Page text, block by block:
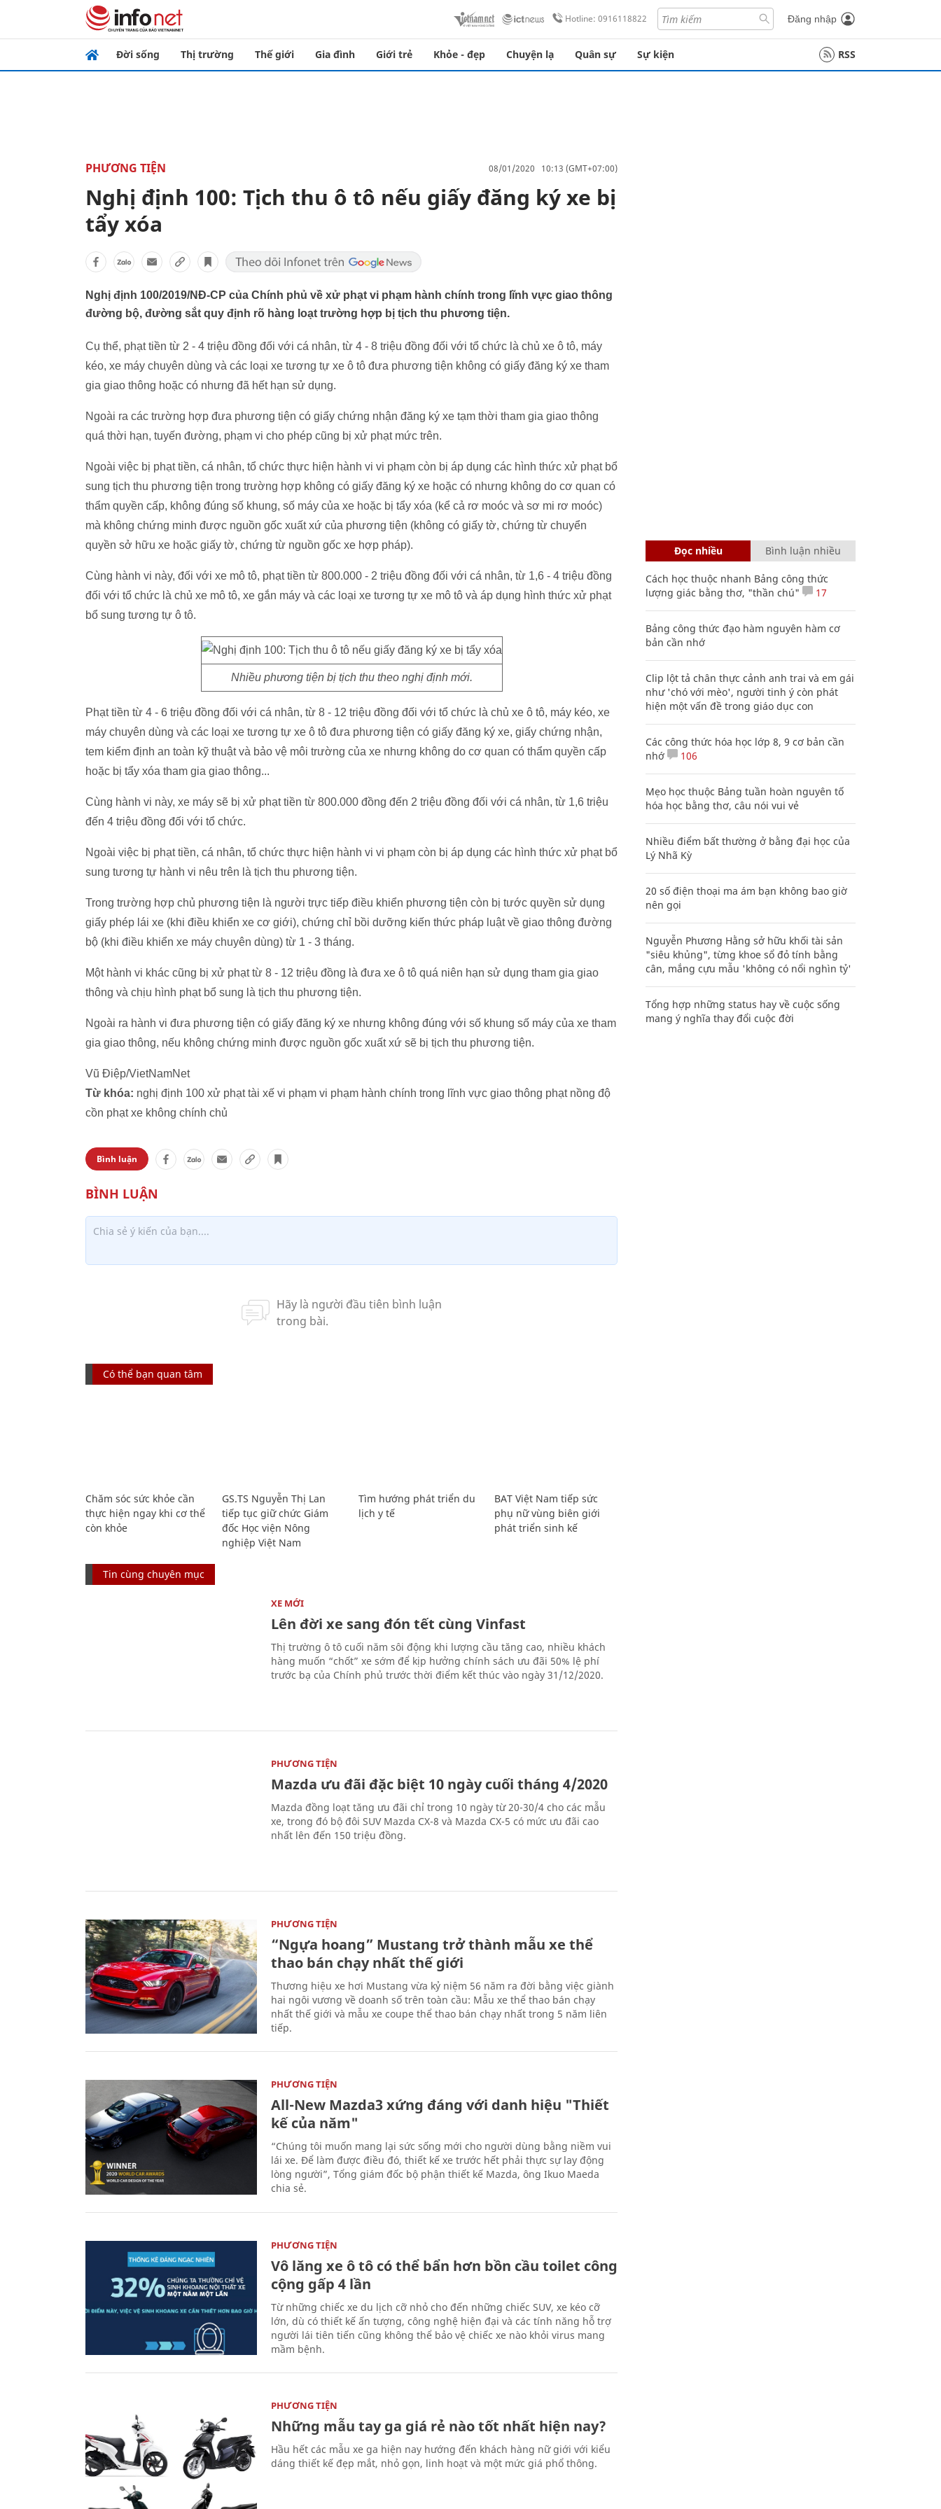
Hotline: 0916118822 Đăng nhập
Đời sống Thị trường Thế giới Gia đình Giới trẻ Khỏe - đẹp Chuyện lạ Quân sự Sự kiện RSS
PHƯƠNG TIỆN 08/01/2020 10:13 (GMT+07:00)
Nghị định 100: Tịch thu ô tô nếu giấy đăng ký xe bị
tẩy xóa
Nghị định 100/2019/NĐ-CP của Chính phủ về xử phạt vi phạm hành chính trong lĩnh vực giao thông
đường bộ, đường sắt quy định rõ hàng loạt trường hợp bị tịch thu phương tiện.
Cụ thể, phạt tiền từ 2 - 4 triệu đồng đối với cá nhân, từ 4 - 8 triệu đồng đối với tổ chức là chủ xe ô tô, máy
kéo, xe máy chuyên dùng và các loại xe tương tự xe ô tô đưa phương tiện không có giấy đăng ký xe tham
gia giao thông hoặc có nhưng đã hết hạn sử dụng.
Ngoài ra các trường hợp đưa phương tiện có giấy chứng nhận đăng ký xe tạm thời tham gia giao thông
quá thời hạn, tuyến đường, phạm vi cho phép cũng bị xử phạt mức trên.
Ngoài việc bị phạt tiền, cá nhân, tổ chức thực hiện hành vi vi phạm còn bị áp dụng các hình thức xử phạt bổ
sung tịch thu phương tiện trong trường hợp không có giấy đăng ký xe hoặc có nhưng không do cơ quan có
thẩm quyền cấp, không đúng số khung, số máy của xe hoặc bị tẩy xóa (kể cả rơ moóc và sơ mi rơ moóc)
mà không chứng minh được nguồn gốc xuất xứ của phương tiện (không có giấy tờ, chứng từ chuyển
quyền sở hữu xe hoặc giấy tờ, chứng từ nguồn gốc xe hợp pháp).
Cùng hành vi này, đối với xe mô tô, phạt tiền từ 800.000 - 2 triệu đồng đối với cá nhân, từ 1,6 - 4 triệu đồng
đối với tổ chức là chủ xe mô tô, xe gắn máy và các loại xe tương tự xe mô tô và áp dụng hình thức xử phạt
bổ sung tương tự ô tô.
Nhiều phương tiện bị tịch thu theo nghị định mới.
Phạt tiền từ 4 - 6 triệu đồng đối với cá nhân, từ 8 - 12 triệu đồng đối với tổ chức là chủ xe ô tô, máy kéo, xe
máy chuyên dùng và các loại xe tương tự xe ô tô đưa phương tiện có giấy đăng ký xe, giấy chứng nhận,
tem kiểm định an toàn kỹ thuật và bảo vệ môi trường của xe nhưng không do cơ quan có thẩm quyền cấp
hoặc bị tẩy xóa tham gia giao thông...
Cùng hành vi này, xe máy sẽ bị xử phạt tiền từ 800.000 đồng đến 2 triệu đồng đối với cá nhân, từ 1,6 triệu
đến 4 triệu đồng đối với tổ chức.
Ngoài việc bị phạt tiền, cá nhân, tổ chức thực hiện hành vi vi phạm còn bị áp dụng các hình thức xử phạt bổ
sung tương tự hành vi nêu trên là tịch thu phương tiện.
Trong trường hợp chủ phương tiện là người trực tiếp điều khiển phương tiện còn bị tước quyền sử dụng
giấy phép lái xe (khi điều khiển xe cơ giới), chứng chỉ bồi dưỡng kiến thức pháp luật về giao thông đường
bộ (khi điều khiển xe máy chuyên dùng) từ 1 - 3 tháng.
Một hành vi khác cũng bị xử phạt từ 8 - 12 triệu đồng là đưa xe ô tô quá niên hạn sử dụng tham gia giao
thông và chịu hình phạt bổ sung là tịch thu phương tiện.
Ngoài ra hành vi đưa phương tiện có giấy đăng ký xe nhưng không đúng với số khung số máy của xe tham
gia giao thông, nếu không chứng minh được nguồn gốc xuất xứ sẽ bị tịch thu phương tiện.
Vũ Điệp/VietNamNet
Từ khóa: nghị định 100 xử phạt tài xế vi phạm vi phạm hành chính trong lĩnh vực giao thông phạt nồng độ
cồn phạt xe không chính chủ
Bình luận
Có thể bạn quan tâm
Chăm sóc sức khỏe cần
thực hiện ngay khi cơ thể
còn khỏe
GS.TS Nguyễn Thị Lan
tiếp tục giữ chức Giám
đốc Học viện Nông
nghiệp Việt Nam
Tìm hướng phát triển du
lịch y tế
BAT Việt Nam tiếp sức
phụ nữ vùng biên giới
phát triển sinh kế
Tin cùng chuyên mục
XE MỚI
Lên đời xe sang đón tết cùng Vinfast
Thị trường ô tô cuối năm sôi động khi lượng cầu tăng cao, nhiều khách
hàng muốn “chốt” xe sớm để kịp hưởng chính sách ưu đãi 50% lệ phí
trước bạ của Chính phủ trước thời điểm kết thúc vào ngày 31/12/2020.
PHƯƠNG TIỆN
Mazda ưu đãi đặc biệt 10 ngày cuối tháng 4/2020
Mazda đồng loạt tăng ưu đãi chỉ trong 10 ngày từ 20-30/4 cho các mẫu
xe, trong đó bộ đôi SUV Mazda CX-8 và Mazda CX-5 có mức ưu đãi cao
nhất lên đến 150 triệu đồng.
PHƯƠNG TIỆN
“Ngựa hoang” Mustang trở thành mẫu xe thể
thao bán chạy nhất thế giới
Thương hiệu xe hơi Mustang vừa kỷ niệm 56 năm ra đời bằng việc giành
hai ngôi vương về doanh số trên toàn cầu: Mẫu xe thể thao bán chạy
nhất thế giới và mẫu xe coupe thể thao bán chạy nhất trong 5 năm liên
tiếp.
PHƯƠNG TIỆN
All-New Mazda3 xứng đáng với danh hiệu "Thiết
kế của năm"
“Chúng tôi muốn mang lại sức sống mới cho người dùng bằng niềm vui
lái xe. Để làm được điều đó, thiết kế xe trước hết phải thực sự lay động
lòng người”, Tổng giám đốc bộ phận thiết kế Mazda, ông Ikuo Maeda
chia sẻ.
PHƯƠNG TIỆN
Vô lăng xe ô tô có thể bẩn hơn bồn cầu toilet công
cộng gấp 4 lần
Từ những chiếc xe du lịch cỡ nhỏ cho đến những chiếc SUV, xe kéo cỡ
lớn, dù có thiết kế ấn tượng, công nghệ hiện đại và các tính năng hỗ trợ
người lái tiên tiến cũng không thể bảo vệ chiếc xe nào khỏi virus mang
mầm bệnh.
PHƯƠNG TIỆN
Những mẫu tay ga giá rẻ nào tốt nhất hiện nay?
Hầu hết các mẫu xe ga hiện nay hướng đến khách hàng nữ giới với kiểu
dáng thiết kế đẹp mắt, nhỏ gọn, linh hoạt và một mức giá phổ thông.
Đọc nhiều Bình luận nhiều
Cách học thuộc nhanh Bảng công thức
lượng giác bằng thơ, "thần chú"
17
Bảng công thức đạo hàm nguyên hàm cơ
bản cần nhớ
Clip lột tả chân thực cảnh anh trai và em gái
như 'chó với mèo', người tinh ý còn phát
hiện một vấn đề trong giáo dục con
Các công thức hóa học lớp 8, 9 cơ bản cần
nhớ
106
Mẹo học thuộc Bảng tuần hoàn nguyên tố
hóa học bằng thơ, câu nói vui vẻ
Nhiều điểm bất thường ở bằng đại học của
Lý Nhã Kỳ
20 số điện thoại ma ám bạn không bao giờ
nên gọi
Nguyễn Phương Hằng sở hữu khối tài sản
"siêu khủng", từng khoe sổ đỏ tính bằng
cân, mắng cựu mẫu 'không có nổi nghìn tỷ'
Tổng hợp những status hay về cuộc sống
mang ý nghĩa thay đổi cuộc đời